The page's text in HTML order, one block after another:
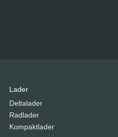
Lader
Deltalader
Radlader
Kompaktlader